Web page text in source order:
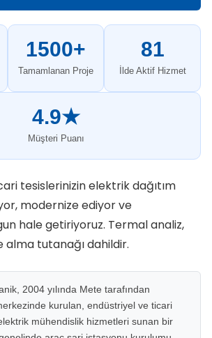
1500+
Tamamlanan Proje
81
İlde Aktif Hizmet
4.9★
Müşteri Puanı
tesislerinizin elektrik dağıtım
modernize ediyor ve
hale getiriyoruz. Termal analiz,
alma tutanağı dahildir.
2004 yılında Mete tarafından
kurulan, endüstriyel ve ticari
mühendislik hizmetleri sunan bir